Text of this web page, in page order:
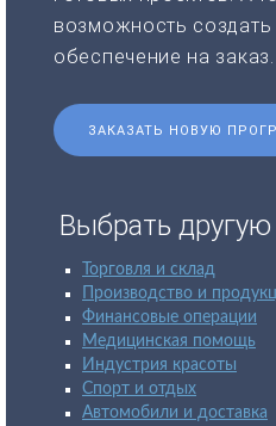
возможность
обеспечение на заказ.
ЗАКАЗАТЬ НОВУЮ
Выбрать
Торговля и склад
Производство и
Финансовые операции
Медицинская помощь
Индустрия красоты
Спорт и отдых
Автомобили и доставка